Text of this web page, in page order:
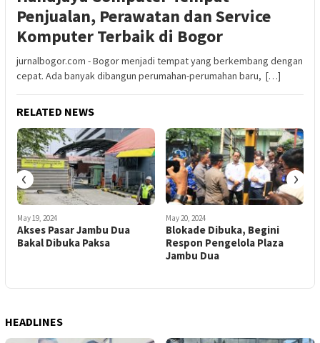
Penjualan, Perawatan dan Service
Komputer Terbaik di Bogor
jurnalbogor.com - Bogor menjadi tempat yang berkembang dengan
cepat. Ada banyak dibangun perumahan-perumahan baru, […]
RELATED NEWS
May 19, 2024
Akses Pasar Jambu Dua
Bakal Dibuka Paksa
May 20, 2024
Blokade Dibuka, Begini
Respon Pengelola Plaza
Jambu Dua
‹ ›
HEADLINES